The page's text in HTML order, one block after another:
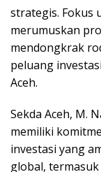
strategis. Fokus
merumuskan
mendongkrak
peluang
Aceh.
Sekda Aceh, M.
memiliki
investasi yang
global, termasuk